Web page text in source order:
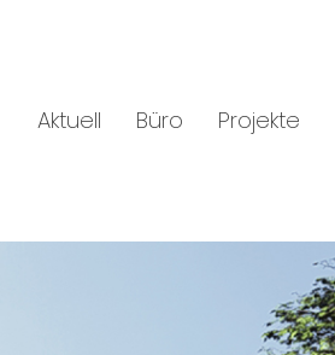
Aktuell Büro Projekte